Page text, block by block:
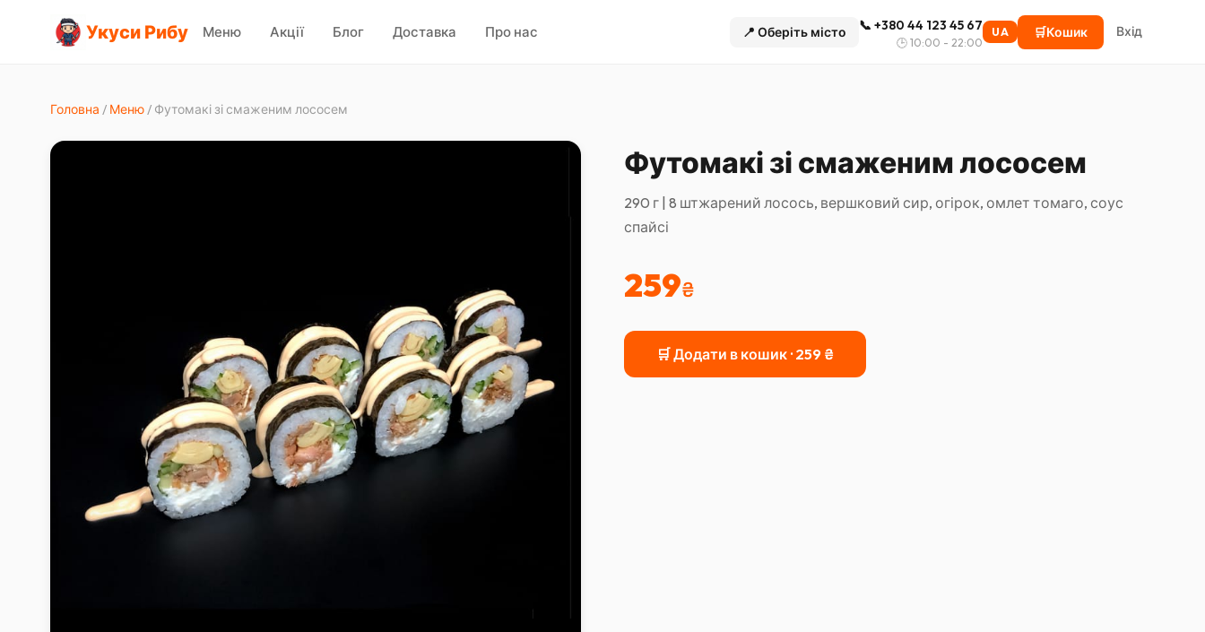
Укуси Рибу Меню Акції Блог Доставка Про нас 📍 Оберіть місто 📞 +380 44 123 45 67
🕒 10:00 - 22:00
UA 🛒Кошик Вхід
Головна / Меню/ Футомакі зі смаженим лососем
Футомакі зі смаженим лососем
290 г | 8 штжарений лосось, вершковий сир, огірок, омлет томаго, соус
спайсі
259₴
🛒 Додати в кошик ·259 ₴